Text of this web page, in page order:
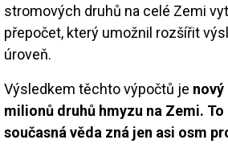
stromových druhů na celé Zemi
přepočet, který umožnil rozšířit
úroveň.
Výsledkem těchto výpočtů je nový
milionů druhů hmyzu na Zemi. To
současná věda zná jen asi osm